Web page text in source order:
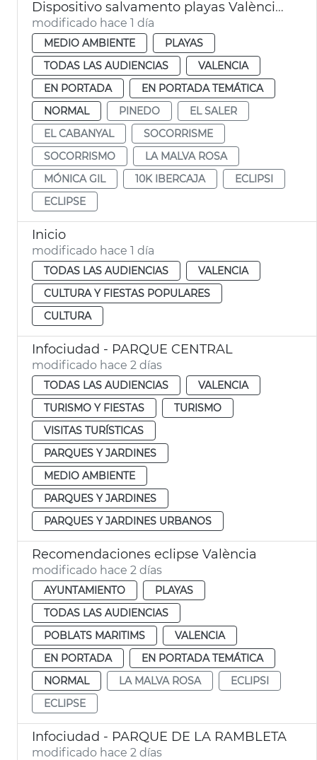
Dispositivo salvamento playas València eclipse
modificado hace 1 día
MEDIO AMBIENTE
PLAYAS
TODAS LAS AUDIENCIAS
VALENCIA
EN PORTADA
EN PORTADA TEMÁTICA
NORMAL
PINEDO
EL SALER
EL CABANYAL
SOCORRISME
SOCORRISMO
LA MALVA ROSA
MÓNICA GIL
10K IBERCAJA
ECLIPSI
ECLIPSE
Inicio
modificado hace 1 día
TODAS LAS AUDIENCIAS
VALENCIA
CULTURA Y FIESTAS POPULARES
CULTURA
Infociudad - PARQUE CENTRAL
modificado hace 2 días
TODAS LAS AUDIENCIAS
VALENCIA
TURISMO Y FIESTAS
TURISMO
VISITAS TURÍSTICAS
PARQUES Y JARDINES
MEDIO AMBIENTE
PARQUES Y JARDINES
PARQUES Y JARDINES URBANOS
Recomendaciones eclipse València
modificado hace 2 días
AYUNTAMIENTO
PLAYAS
TODAS LAS AUDIENCIAS
POBLATS MARITIMS
VALENCIA
EN PORTADA
EN PORTADA TEMÁTICA
NORMAL
LA MALVA ROSA
ECLIPSI
ECLIPSE
Infociudad - PARQUE DE LA RAMBLETA
modificado hace 2 días